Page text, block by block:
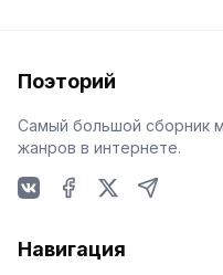
Поэторий
Самый большой сборник
жанров в интернете.
Навигация